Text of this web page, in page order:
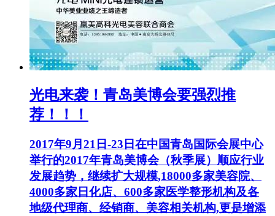
光电来袭！青岛美博会要强烈推
荐！！！
2017年9月21日-23日在中国青岛国际会展中心
举行的2017年青岛美博会（秋季展）顺应行业
发展趋势，继续扩大规模,18000多家美容院、
4000多家日化店、600多家医学整形机构及各
地级代理商、经销商、美容相关机构,更是增添